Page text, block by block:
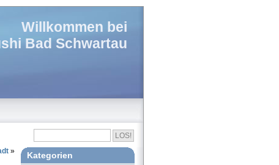
Willkommen bei
Bad Schwartau
» Kategorien